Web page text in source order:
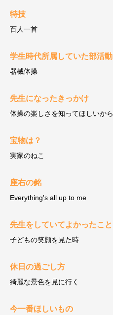
特技
百人一首
学生時代所属していた部活動
器械体操
先生になったきっかけ
体操の楽しさを知ってほしいから
宝物は？
実家のねこ
座右の銘
Everything's all up to me
先生をしていてよかったこと
子どもの笑顔を見た時
休日の過ごし方
綺麗な景色を見に行く
今一番ほしいもの